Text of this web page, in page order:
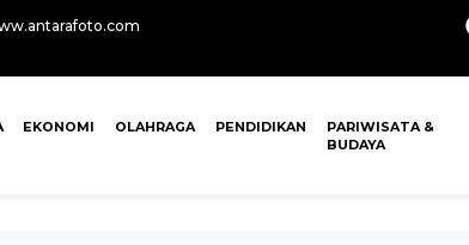
EKONOMI OLAHRAGA PENDIDIKAN
PARIWISATA &
BUDAYA